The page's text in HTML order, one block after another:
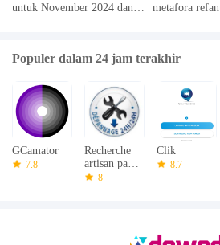
sendiri untuk menyenangkan Allah SWT
Terakhir Diperbarui pada 2 Maret 2025
Kami telah meningkatkan kegunaan
memperbaiki berbagai bug yang dilaporkan
berharga.
untuk November 2024 dan
metafora
Populer dalam 24 jam terakhir
GCamator
7.8
Recherche
artisan par
GPRS
8
Clik
8.7